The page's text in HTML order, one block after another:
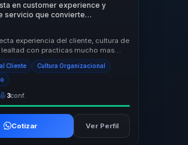
en customer experience y
servicio que convierte
memorables en lealtad para
experiencia del cliente, cultura de
lealtad con practicas mucho mas
organizaciones que necesitan dife...
Cliente Cultura Organizacional
3conf.
Cotizar Ver Perfil